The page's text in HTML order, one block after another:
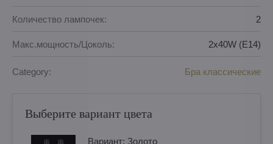
Количество лампочек: 2
Макс.мощность/Цоколь: 2x40W (E14)
Category: Бра классические
Выберите вариант цвета
Вариант: Золотo